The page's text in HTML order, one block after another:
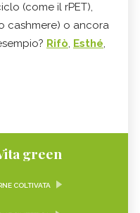
(come il rPET),
cashmere) o ancora
Rifò, Esthé,
green
COLTIVATA